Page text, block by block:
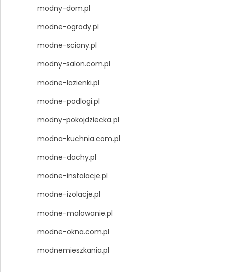
modny-dom.pl
modne-ogrody.pl
modne-sciany.pl
modny-salon.com.pl
modne-lazienki.pl
modne-podlogi.pl
modny-pokojdziecka.pl
modna-kuchnia.com.pl
modne-dachy.pl
modne-instalacje.pl
modne-izolacje.pl
modne-malowanie.pl
modne-okna.com.pl
modnemieszkania.pl